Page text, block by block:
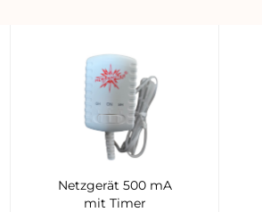
Netzgerät 500 mA
mit Timer